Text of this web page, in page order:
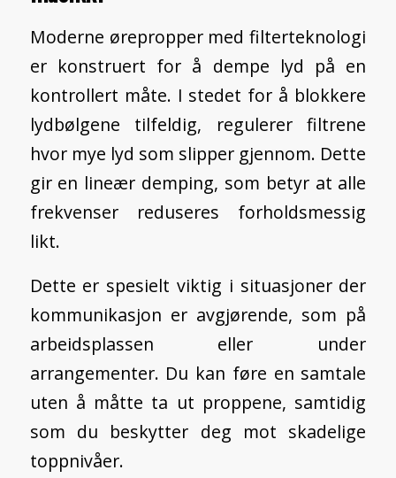
Moderne ørepropper med filterteknologi
er konstruert for å dempe lyd på en
kontrollert måte. I stedet for å blokkere
lydbølgene tilfeldig, regulerer filtrene
hvor mye lyd som slipper gjennom. Dette
gir en lineær demping, som betyr at alle
frekvenser reduseres forholdsmessig
likt.
Dette er spesielt viktig i situasjoner der
kommunikasjon er avgjørende, som på
arbeidsplassen eller under
arrangementer. Du kan føre en samtale
uten å måtte ta ut proppene, samtidig
som du beskytter deg mot skadelige
toppnivåer.